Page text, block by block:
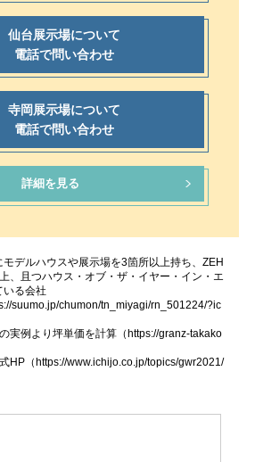
仙台展示場について
電話で問い合わせ
寺岡展示場について
電話で問い合わせ
詳細を見る
モデルハウスや展示場を3箇所以上持ち、ZEH
、且つハウス・オブ・ザ・イヤー・イン・エ
いる会社
suumo.jp/chumon/tn_miyagi/rn_501224/?ic
例より坪単価を計算（https://granz-takako
HP（https://www.ichijo.co.jp/topics/gwr2021/